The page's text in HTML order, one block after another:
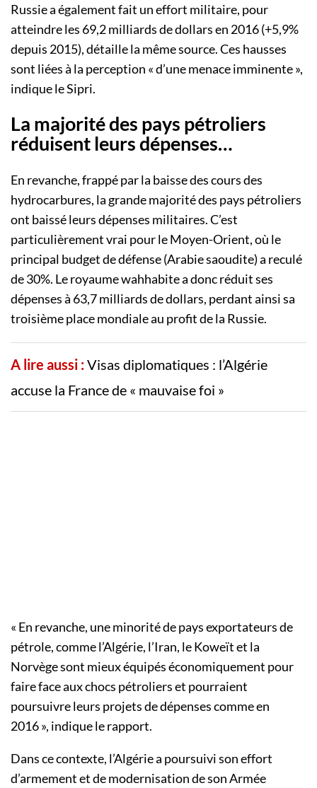
Russie a également fait un effort militaire, pour
atteindre les 69,2 milliards de dollars en 2016 (+5,9%
depuis 2015), détaille la même source. Ces hausses
sont liées à la perception « d’une menace imminente »,
indique le Sipri.
La majorité des pays pétroliers
réduisent leurs dépenses…
En revanche, frappé par la baisse des cours des
hydrocarbures, la grande majorité des pays pétroliers
ont baissé leurs dépenses militaires. C’est
particulièrement vrai pour le Moyen-Orient, où le
principal budget de défense (Arabie saoudite) a reculé
de 30%. Le royaume wahhabite a donc réduit ses
dépenses à 63,7 milliards de dollars, perdant ainsi sa
troisième place mondiale au profit de la Russie.
A lire aussi :Visas diplomatiques : l’Algérie
accuse la France de « mauvaise foi »
« En revanche, une minorité de pays exportateurs de
pétrole, comme l’Algérie, l’Iran, le Koweït et la
Norvège sont mieux équipés économiquement pour
faire face aux chocs pétroliers et pourraient
poursuivre leurs projets de dépenses comme en
2016 », indique le rapport.
Dans ce contexte, l’Algérie a poursuivi son effort
d’armement et de modernisation de son Armée